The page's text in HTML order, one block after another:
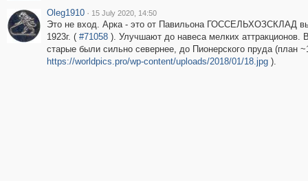
Oleg1910 · 15 July 2020, 14:50
Это не вход. Арка - это от Павильона ГОССЕЛЬХОЗСКЛАД
1923г. ( #71058). Улучшают до навеса мелких аттракционов.
старые были сильно севернее, до Пионерского пруда (план
https://worldpics.pro/wp-content/uploads/2018/01/18.jpg).